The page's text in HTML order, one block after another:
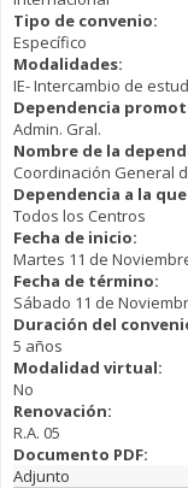
Tipo de convenio:
Específico
Modalidades:
IE- Intercambio de
Dependencia
Admin. Gral.
Nombre de la
Coordinación General
Dependencia a la
Todos los Centros
Fecha de inicio:
Martes 11 de
Fecha de término:
Sábado 11 de
Duración del
5 años
Modalidad virtual:
No
Renovación:
R.A. 05
Documento PDF:
Adjunto